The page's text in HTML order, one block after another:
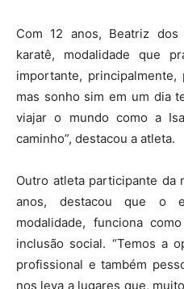
Com 12 anos, Beatriz
karatê, modalidade que
importante, principalmente,
mas sonho sim em um dia
viajar o mundo como a
caminho”, destacou a atleta.
Outro atleta participante da
anos, destacou que o
modalidade, funciona
inclusão social. “Temos a
profissional e também
nos leva a lugares que,